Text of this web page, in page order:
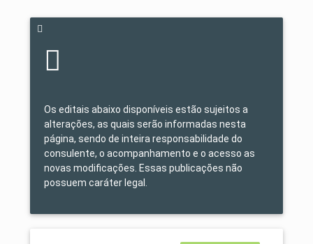
Os editais abaixo disponíveis estão sujeitos a
alterações, as quais serão informadas nesta
página, sendo de inteira responsabilidade do
consulente, o acompanhamento e o acesso as
novas modificações. Essas publicações não
possuem caráter legal.